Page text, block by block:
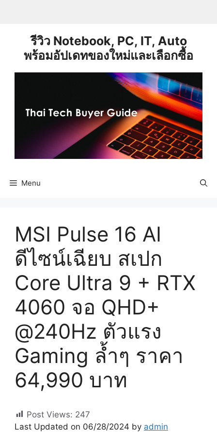
รีวิว Notebook, PC, IT, Auto
พร้อมอัปเดทของใหม่และเลือกซื้อ
Menu
MSI Pulse 16 AI
ดีไซน์เฉียบ สเปก
Core Ultra 9 + RTX
4060 จอ QHD+
@240Hz ตัวแรง
Gaming ล้ำๆ ราคา
64,990 บาท
Post Views: 247
Last Updated on 06/28/2024 by admin